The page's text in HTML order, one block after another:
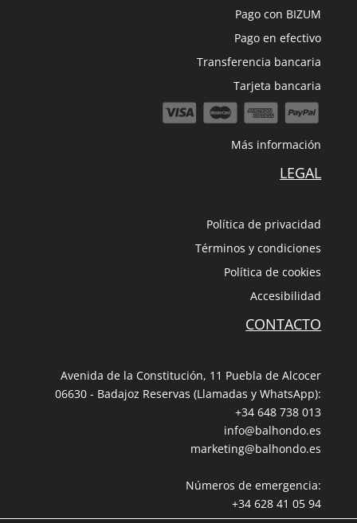
Pago con BIZUM
Pago en efectivo
Transferencia bancaria
Tarjeta bancaria
Más información
LEGAL
Política de privacidad
Términos y condiciones
Política de cookies
Accesibilidad
CONTACTO
Avenida de la Constitución, 11 Puebla de Alcocer
06630 - Badajoz Reservas (Llamadas y WhatsApp):
+34 648 738 013
info@balhondo.es
marketing@balhondo.es
Números de emergencia:
+34 628 41 05 94